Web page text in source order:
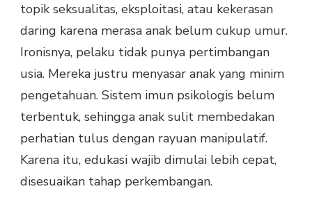
topik seksualitas, eksploitasi, atau kekerasan
daring karena merasa anak belum cukup umur.
Ironisnya, pelaku tidak punya pertimbangan
usia. Mereka justru menyasar anak yang minim
pengetahuan. Sistem imun psikologis belum
terbentuk, sehingga anak sulit membedakan
perhatian tulus dengan rayuan manipulatif.
Karena itu, edukasi wajib dimulai lebih cepat,
disesuaikan tahap perkembangan.